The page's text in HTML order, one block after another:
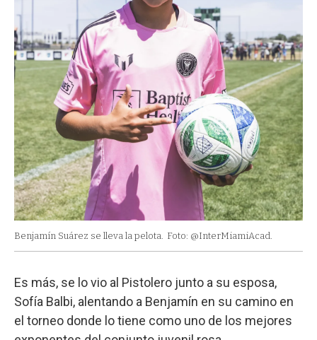
Benjamín Suárez se lleva la pelota. Foto: @InterMiamiAcad.
Es más, se lo vio al Pistolero junto a su esposa,
Sofía Balbi, alentando a Benjamín en su camino en
el torneo donde lo tiene como uno de los mejores